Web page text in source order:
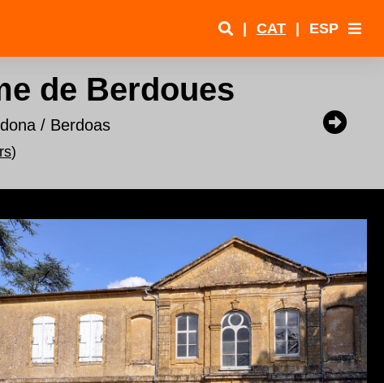
| CAT | ESP
de Berdoues
/ Berdoas
)